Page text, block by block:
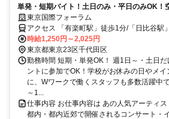
単発・短期バイト！土日のみ・平日のみOK！
未経験歓迎！髪色・髪型・ネイルOK
東京国際フォーラム
アクセス 「有楽町駅」徒歩1分/「日比谷駅
時給1,250円～2,025円
東京都東京23区千代田区
勤務時間 短期・単発OK！ 週1日～・土日
ントに参加でOK！学校がお休みの日やメイ
に、Wワークで働くスタッフも多数活躍中
～1...
仕事内容 お仕事内容は あの人気アーティ
都内・都内近郊で開催されるコンサート・